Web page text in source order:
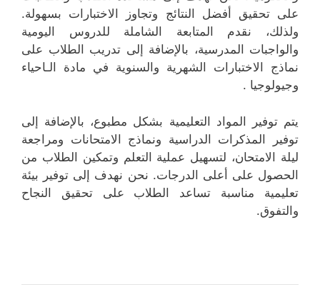
على تحقيق أفضل النتائج وتجاوز الاختبارات بسهولة.
ولذلك، نقدم المتابعة الشاملة للدروس اليومية
والواجبات المدرسية، بالإضافة إلى تدريب الطلاب على
نماذج الاختبارات الشهرية والسنوية في مادة الـاحياء
وجيولوجيا .
يتم توفير المواد التعليمية بشكل مطبوع، بالإضافة إلى
توفير المذكرات الدراسية ونماذج الامتحانات ومراجعة
ليلة الامتحان، لتسهيل عملية التعلم وتمكين الطلاب من
الحصول على أعلى الدرجات. نحن نهدف إلى توفير بيئة
تعليمية مناسبة تساعد الطلاب على تحقيق النجاح
والتفوق.